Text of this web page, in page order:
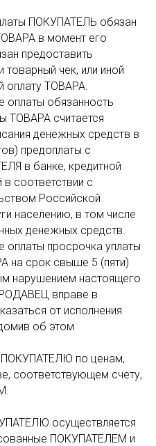
ПОКУПАТЕЛЬ обязан
в момент его
предоставить
чек, или иной
оплату ТОВАРА.
оплаты обязанность
ТОВАРА считается
денежных средств в
предоплаты с
в банке, кредитной
соответствии с
Российской
населению, в том числе
денежных средств.
оплаты просрочка уплаты
срок свыше 5 (пяти)
нарушением настоящего
вправе в
от исполнения
об этом
по ценам,
соответствующем счету,
осуществляется
ПОКУПАТЕЛЕМ и